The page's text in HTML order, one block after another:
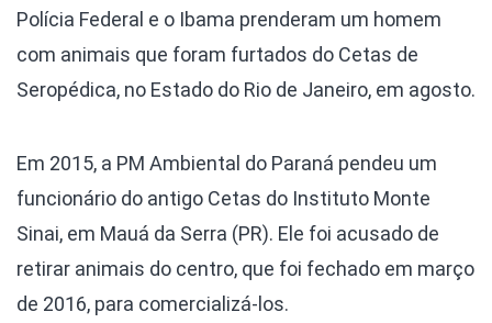
Polícia Federal e o Ibama prenderam um homem
com animais que foram furtados do Cetas de
Seropédica, no Estado do Rio de Janeiro, em agosto.
Em 2015, a PM Ambiental do Paraná pendeu um
funcionário do antigo Cetas do Instituto Monte
Sinai, em Mauá da Serra (PR). Ele foi acusado de
retirar animais do centro, que foi fechado em março
de 2016, para comercializá-los.